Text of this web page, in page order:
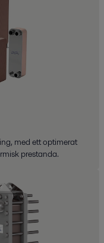
med ett optimerat
prestanda.